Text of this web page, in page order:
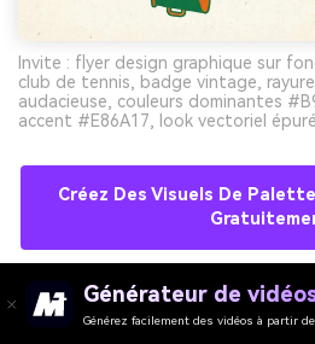
Invite : flyer design graphique sur
club de tennis, badge vintage,
audacieuse, couleurs dominantes
accent #E86A17, look vectoriel
Créez Des Visuels De
10) Lime Copper Luxe
Générateur de
Générez facilement des vidéos à partir